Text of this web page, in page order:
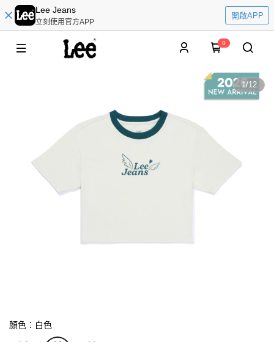
Lee Jeans
立刻使用官方APP
開啟APP
0
1/12
顏色：白色